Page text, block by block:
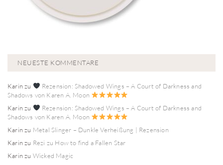
NEUESTE KOMMENTARE
Karinzu
Rezension: Shadowed Wings – A Court of Darkness and
Shadows von Karen A. Moon
Karinzu
Rezension: Shadowed Wings – A Court of Darkness and
Shadows von Karen A. Moon
Karinzu Metal Slinger – Dunkle Verheißung | Rezension
Karinzu Rezi zu How to find a Fallen Star
Karinzu Wicked Magic